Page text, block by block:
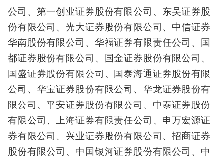
公司、第一创业证券股份有限公司、东吴证券股
份有限公司、光大证券股份有限公司、中信证券
华南股份有限公司、华福证券有限责任公司、国
都证券股份有限公司、国金证券股份有限公司、
国盛证券股份有限公司、国泰海通证券股份有限
公司、华宝证券股份有限公司、华龙证券股份有
限公司、平安证券股份有限公司、中泰证券股份
有限公司、上海证券有限责任公司、申万宏源证
券有限公司、兴业证券股份有限公司、招商证券
股份有限公司、中国银河证券股份有限公司、中